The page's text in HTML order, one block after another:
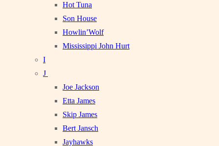
Hot Tuna
Son House
Howlin’Wolf
Mississippi John Hurt
I
J
Joe Jackson
Etta James
Skip James
Bert Jansch
Jayhawks